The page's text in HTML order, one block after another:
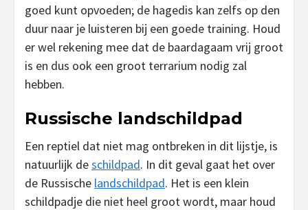
goed kunt opvoeden; de hagedis kan zelfs op den
duur naar je luisteren bij een goede training. Houd
er wel rekening mee dat de baardagaam vrij groot
is en dus ook een groot terrarium nodig zal
hebben.
Russische landschildpad
Een reptiel dat niet mag ontbreken in dit lijstje, is
natuurlijk deschildpad. In dit geval gaat het over
de Russische landschildpad. Het is een klein
schildpadje die niet heel groot wordt, maar houd